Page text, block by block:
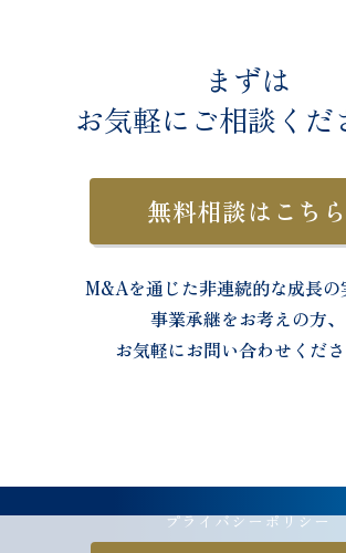
まずは
お気軽に ご相談くだ
無料相談はこちら
M&Aを通じた非連続的な成長の
事業承継をお考えの方、
お気軽にお問い合わせくださ
プライバシーポリシー